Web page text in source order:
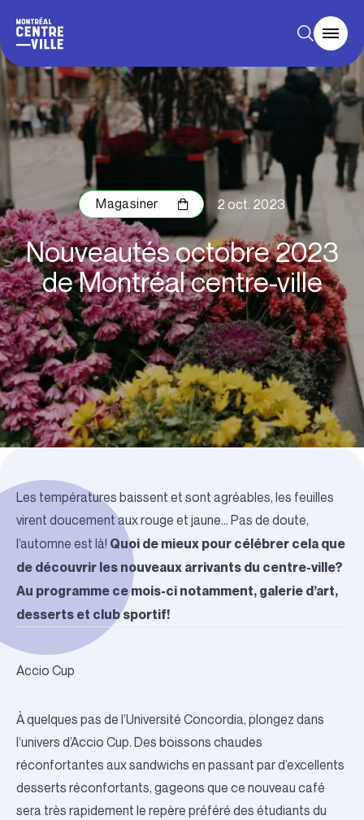
Magasiner 2 oct. 2023
Nouveautés octobre 2023
de Montréal centre-ville
Les températures baissent et sont agréables, les feuilles
virent doucement aux rouge et jaune… Pas de doute,
l’automne est là! Quoi de mieux pour célébrer cela que
de découvrir les nouveaux arrivants du centre-ville?
Au programme ce mois-ci notamment, galerie d’art,
desserts et club sportif!
Accio Cup
À quelques pas de l’Université Concordia, plongez dans
l’univers d’Accio Cup. Des boissons chaudes
réconfortantes aux sandwichs en passant par d’excellents
desserts réconfortants, gageons que ce nouveau café
sera très rapidement le repère préféré des étudiants du